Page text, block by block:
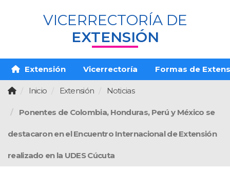
VICERRECTORÍA DE
EXTENSIÓN
Extensión Vicerrectoría Formas de
Inicio Extensión Noticias
Ponentes de Colombia, Honduras, Perú y México se
destacaron en el Encuentro Internacional de Extensión
realizado en la UDES Cúcuta